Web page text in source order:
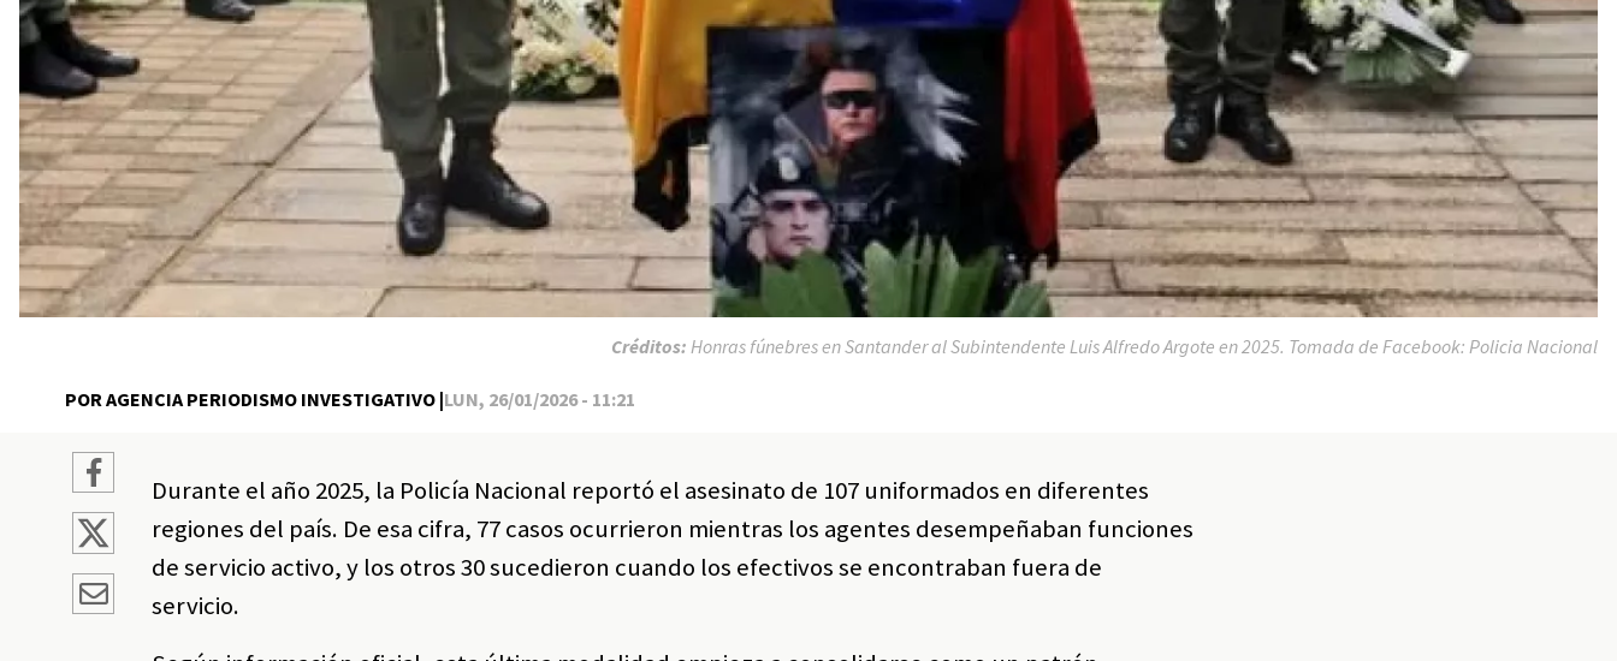
POR AGENCIA PERIODISMO INVESTIGATIVO |LUN, 26/01/2026 - 11:21
Créditos: Honras fúnebres en Santander al Subintendente Luis Alfredo Argote en 2025. Tomada de Facebook: Policia Nacional
Durante el año 2025, la Policía Nacional reportó el asesinato de 107 uniformados en diferentes
regiones del país. De esa cifra, 77 casos ocurrieron mientras los agentes desempeñaban funciones
de servicio activo, y los otros 30 sucedieron cuando los efectivos se encontraban fuera de
servicio.